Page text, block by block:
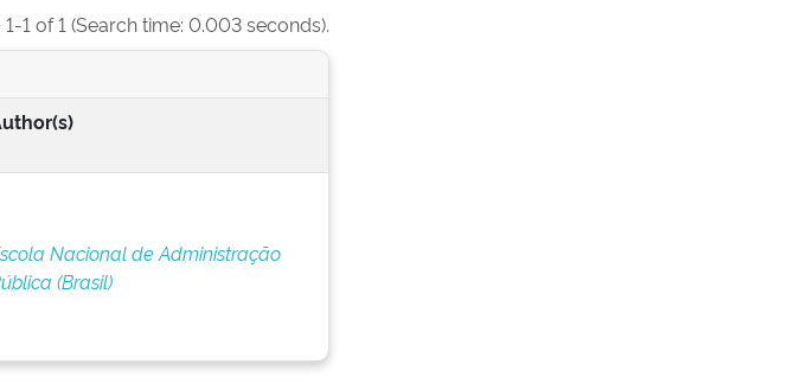
1-1 of 1 (Search time: 0.003 seconds).
Nacional de Administração
(Brasil)